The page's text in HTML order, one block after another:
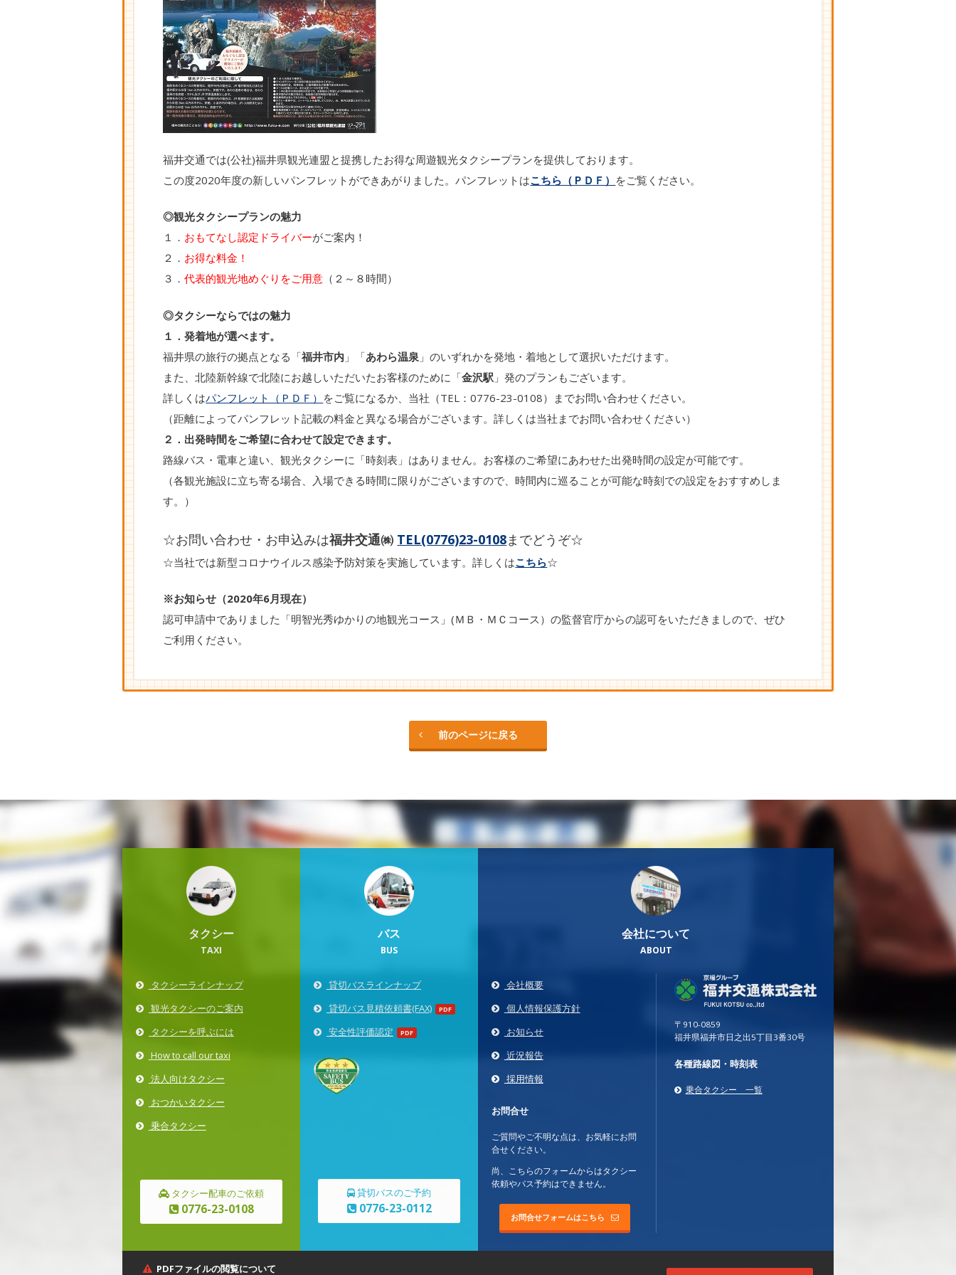
福井交通では(公社)福井県観光連盟と提携したお得な周遊観光タクシープランを提供しております。
この度2020年度の新しいパンフレットができあがりました。パンフレットはこちら（ＰＤＦ） をご覧ください。
◎観光タクシープランの魅力
１． おもてなし認定ドライバーがご案内！
２． お得な料金！
３．代表的観光地めぐりをご用意 （２～８時間）
◎タクシーならではの魅力
１．発着地が選べます。
福井県の旅行の拠点となる「福井市内 」「あわら温泉 」のいずれかを発地・着地として選択いただけます。
また、北陸新幹線で北陸にお越しいただいたお客様のために「金沢駅 」発のプランもございます。
詳しくはパンフレット（ＰＤＦ） をご覧になるか、当社（TEL：0776-23-0108）までお問い合わせください。
（距離によってパンフレット記載の料金と異なる場合がございます。詳しくは当社までお問い合わせください）
２．出発時間をご希望に合わせて設定できます。
路線バス・電車と違い、観光タクシーに「時刻表」はありません。お客様のご希望にあわせた出発時間の設定が可能です。
（各観光施設に立ち寄る場合、入場できる時間に限りがございますので、時間内に巡ることが可能な時刻での設定をおすすめしま
す。）
☆お問い合わせ・お申込みは福井交通㈱ TEL(0776)23-0108までどうぞ☆
☆当社では新型コロナウイルス感染予防対策を実施しています。詳しくはこちら☆
※お知らせ（2020年6月現在）
認可申請中でありました「明智光秀ゆかりの地観光コース」(ＭＢ・ＭＣコース）の監督官庁からの認可をいただきましので、ぜひ
ご利用ください。
前のページに戻る
タクシー
TAXI
タクシーラインナップ
観光タクシーのご案内
タクシーを呼ぶには
How to call our taxi
法人向けタクシー
おつかいタクシー
乗合タクシー
タクシー配車のご依頼
0776-23-0108
バス
BUS
貸切バスラインナップ
貸切バス見積依頼書(FAX)
PDF
安全性評価認定 PDF
貸切バスのご予約
0776-23-0112
会社について
ABOUT
会社概要
個人情報保護方針
お知らせ
近況報告
採用情報
お問合せ
ご質問やご不明な点は、お気軽にお問
合せください。
尚、こちらのフォームからはタクシー
依頼やバス予約はできません。
お問合せフォームはこちら
〒910-0859
福井県福井市日之出5丁目3番30号
各種路線図・時刻表
乗合タクシー 一覧
PDFファイルの閲覧について